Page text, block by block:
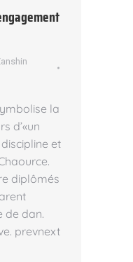
la
d’«un
et
diplômés
de dan.
prevnext